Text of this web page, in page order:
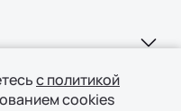
с политикой
cookies